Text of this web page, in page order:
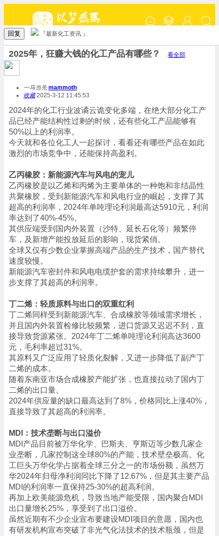
回复 『最新化工资讯 』
2025年，狂赚大钱的化工产品有哪些？ 看全部
一马当先 mammoth
收藏2025-3-12 11:45:53
2024年的化工行业波谲云诡变化多端，在绝大部分化工产
品已经产能结构性过剩的时候，还有些化工产品能够有
50%以上的利润率。
今天就和各位化工人一起探讨，看看还有哪些产品在如此
激烈的市场竞争中，还能保持高盈利。
乙丙橡胶：新能源汽车与风电的宠儿
乙丙橡胶是以乙烯和丙烯为主要单体的一种饱和非结晶性
共聚橡胶，受到新能源汽车和风电行业的崛起，支撑了其
超高的利润率，2024年单吨理论利润最高达5910元，利润
率达到了40%-45%。
其供应端受到国内外装置（沙特、延长石化等）频繁停
车，及新增产能投放延后的影响，现货紧俏。
全球又仅有少数企业掌握高端产品的生产技术，国产替代
速度较慢。
新能源汽车密封件和风电电缆护套的需求持续攀升，进一
步支撑了其超高的利润率。
丁二烯：轻质原料与出口的双重红利
丁二烯同样受到新能源汽车、合成橡胶等领域需求增长，
并且国内外装置检修比较频繁，进口货源又迟迟不到，直
接导致货源紧张。2024年丁二烯单吨理论利润高达3600
元，毛利率超过31%。
其原料又广泛应用了轻质化裂解，又进一步降低了副产丁
二烯的成本。
随着东南亚市场合成橡胶产能扩张，也直接拉动了国内丁
二烯的出口量。
2024年供应量的缺口最高达到了8%，价格同比上涨40%，
直接导致了其超高的利润率。
MDI：技术垄断与出口溢价
MDI产品目前被万华化学、巴斯夫、亨斯迈等少数几家企
业垄断，几家控制这全球80%的产能，技术壁垒极高。化
工巨头万华化学占据着全球三分之一的市场份额，虽然万
华2024年归母净利润同比下降了12.67%，但是其主要产品
MDI的利润率一直保持25-30%的超高利润。
再加上欧美能源危机，导致当地产能受限，国内聚合MDI
出口量增长25%，享受到了出口溢价。
虽然近期有不少企业宣布要建设MDI项目的意愿，国内也
有研发机构宣布突破了非光气化法技术的技术瓶颈，但是